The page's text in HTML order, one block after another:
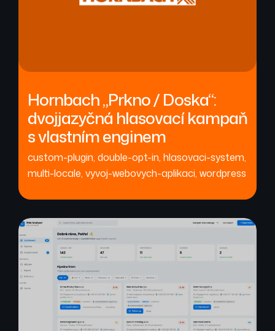
Hornbach „Prkno / Doska“:
dvojjazyčná hlasovací kampaň
s vlastním enginem
custom-plugin, double-opt-in, hlasovaci-system,
multi-locale, vyvoj-webovych-aplikaci, wordpress